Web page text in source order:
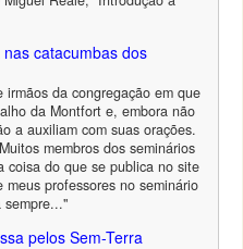
catacumbas dos
da congregação em que
da Montfort e, embora não
a auxiliam com suas orações.
membros dos seminários
coisa do que se publica no site
professores no seminário
sempre..."
pelos Sem-Terra